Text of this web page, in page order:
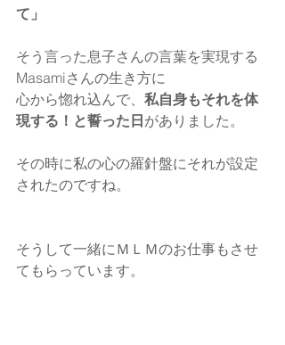
て」
そう言った息子さんの言葉を実現する
Masamiさんの生き方に
心から惚れ込んで、 私自身もそれを体
現する！と誓った日 がありました。
その時に私の心の羅針盤にそれが設定
されたのですね。
そうして一緒にＭＬＭのお仕事もさせ
てもらっています。